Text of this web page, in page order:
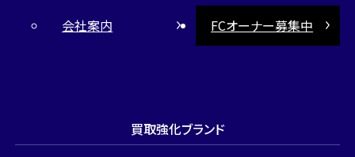
会社案内
FCオーナー募集中
買取強化ブランド